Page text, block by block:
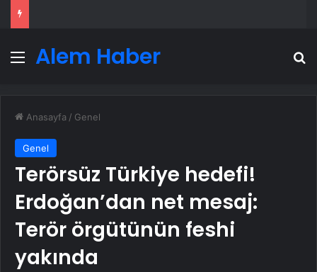
MenüAlem Haber
Anasayfa / Genel
Genel
Terörsüz Türkiye hedefi!
Erdoğan’dan net mesaj:
Terör örgütünün feshi
yakında